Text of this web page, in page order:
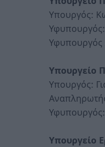
Υπουργός:
Υφυπουργός:
Υφυπουργός
Υπουργείο
Υπουργός:
Υπουργείο